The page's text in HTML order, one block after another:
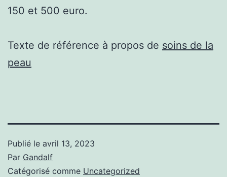
150 et 500 euro.
Texte de référence à propos de soins de la
peau
Publié le avril 13, 2023
Par Gandalf
Catégorisé comme Uncategorized